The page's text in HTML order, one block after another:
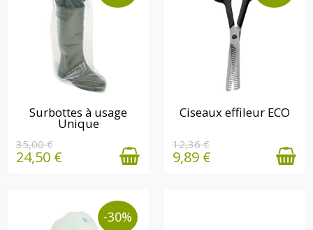
EN STOCK
Surbottes à usage
Unique
35,00 €
24,50 €
EN STOCK
Ciseaux effileur ECO
12,36 €
9,89 €
-30%